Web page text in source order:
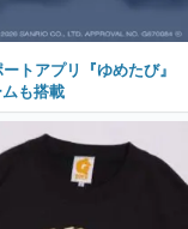
トアプリ『ゆめたび』
も搭載